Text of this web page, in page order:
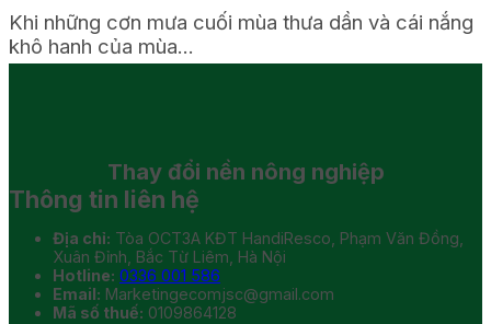
Khi những cơn mưa cuối mùa thưa dần và cái nắng
khô hanh của mùa...
Thay đổi nền nông nghiệp
Thông tin liên hệ
Địa chỉ: Tòa OCT3A KĐT HandiResco, Phạm Văn Đồng,
Xuân Đỉnh, Bắc Từ Liêm, Hà Nội
Hotline: 0336 001 586
Email: Marketingecomjsc@gmail.com
Mã số thuế: 0109864128